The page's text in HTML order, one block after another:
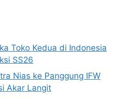
Toko Kedua di Indonesia
SS26
Nias ke Panggung IFW
Akar Langit